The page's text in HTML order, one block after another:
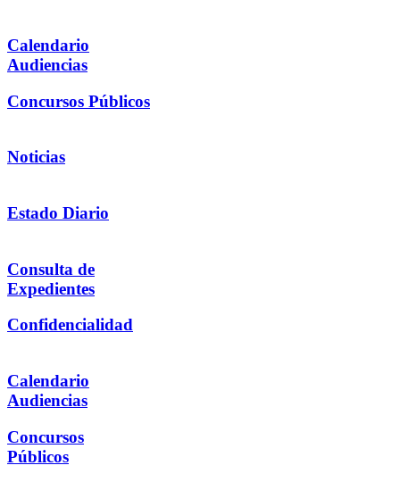
Calendario
Audiencias
Concursos Públicos
Noticias
Estado Diario
Consulta de
Expedientes
Confidencialidad
Calendario
Audiencias
Concursos
Públicos